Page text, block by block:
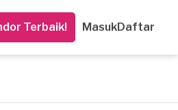
Terbaik! MasukDaftar